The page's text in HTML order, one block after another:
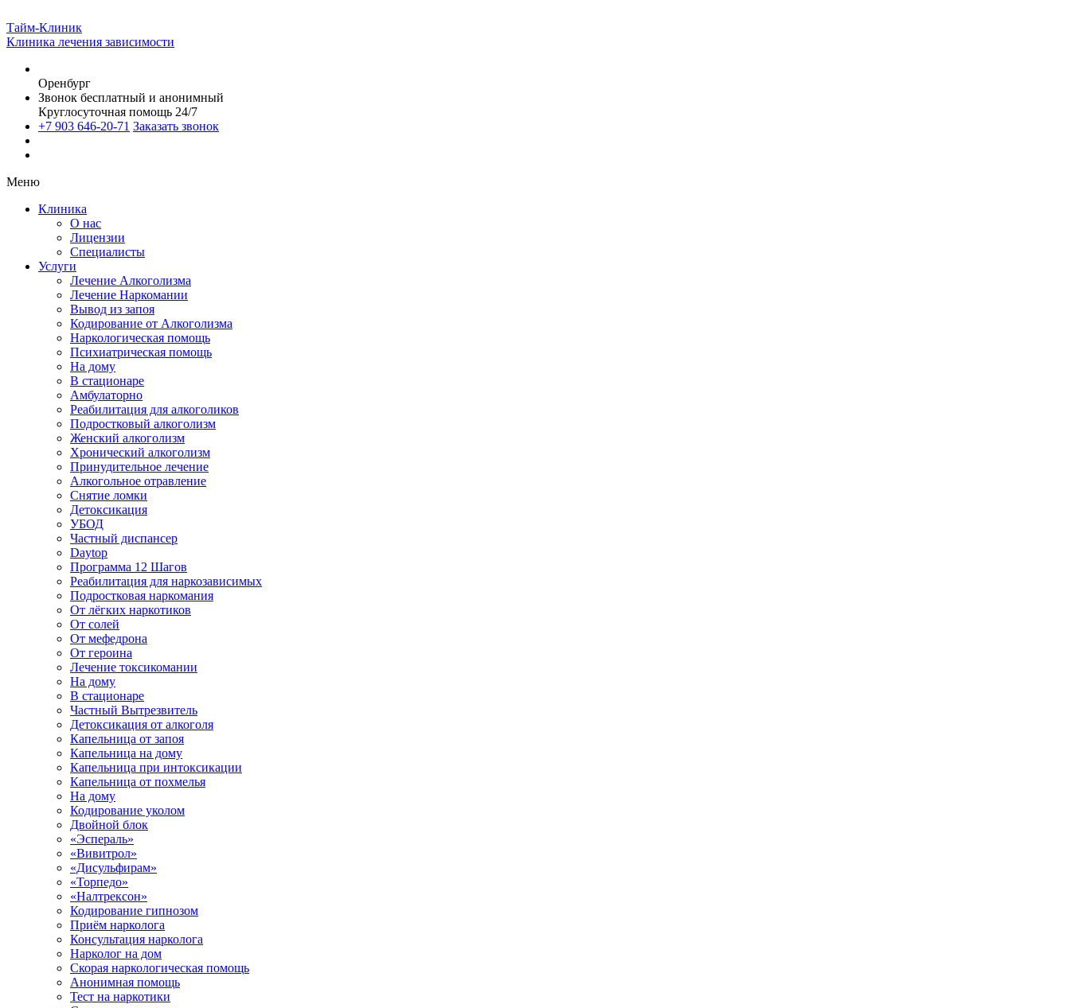
Тайм-Клиник
Клиника лечения зависимости
Оренбург
Звонок бесплатный и анонимный
Круглосуточная помощь 24/7
+7 903 646-20-71 Заказать звонок
Меню
Клиника
О нас
Лицензии
Специалисты
Услуги
Лечение Алкоголизма
Лечение Наркомании
Вывод из запоя
Кодирование от Алкоголизма
Наркологическая помощь
Психиатрическая помощь
На дому
В стационаре
Амбулаторно
Реабилитация для алкоголиков
Подростковый алкоголизм
Женский алкоголизм
Хронический алкоголизм
Принудительное лечение
Алкогольное отравление
Снятие ломки
Детоксикация
УБОД
Частный диспансер
Daytop
Программа 12 Шагов
Реабилитация для наркозависимых
Подростковая наркомания
От лёгких наркотиков
От солей
От мефедрона
От героина
Лечение токсикомании
На дому
В стационаре
Частный Вытрезвитель
Детоксикация от алкоголя
Капельница от запоя
Капельница на дому
Капельница при интоксикации
Капельница от похмелья
На дому
Кодирование уколом
Двойной блок
«Эспераль»
«Вивитрол»
«Дисульфирам»
«Торпедо»
«Налтрексон»
Кодирование гипнозом
Приём нарколога
Консультация нарколога
Нарколог на дом
Скорая наркологическая помощь
Анонимная помощь
Тест на наркотики